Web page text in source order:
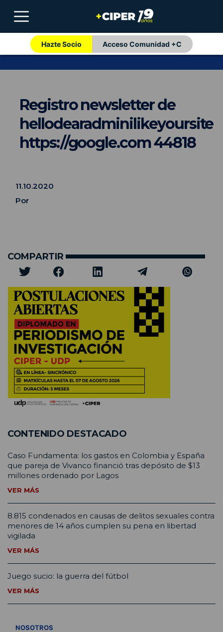
Hazte Socio Acceso Comunidad +C
Registro newsletter de
hellodearadminilikeyoursite
https://google.com 44818
11.10.2020
Por
COMPARTIR
CONTENIDO DESTACADO
Caso Fundamenta: los gastos en Colombia y España
que pareja de Vivanco financió tras depósito de $13
millones ordenado por Lagos
VER MÁS
8.815 condenados en causas de delitos sexuales contra
menores de 14 años cumplen su pena en libertad
vigilada
VER MÁS
Juego sucio: la guerra del fútbol
VER MÁS
NOSOTROS